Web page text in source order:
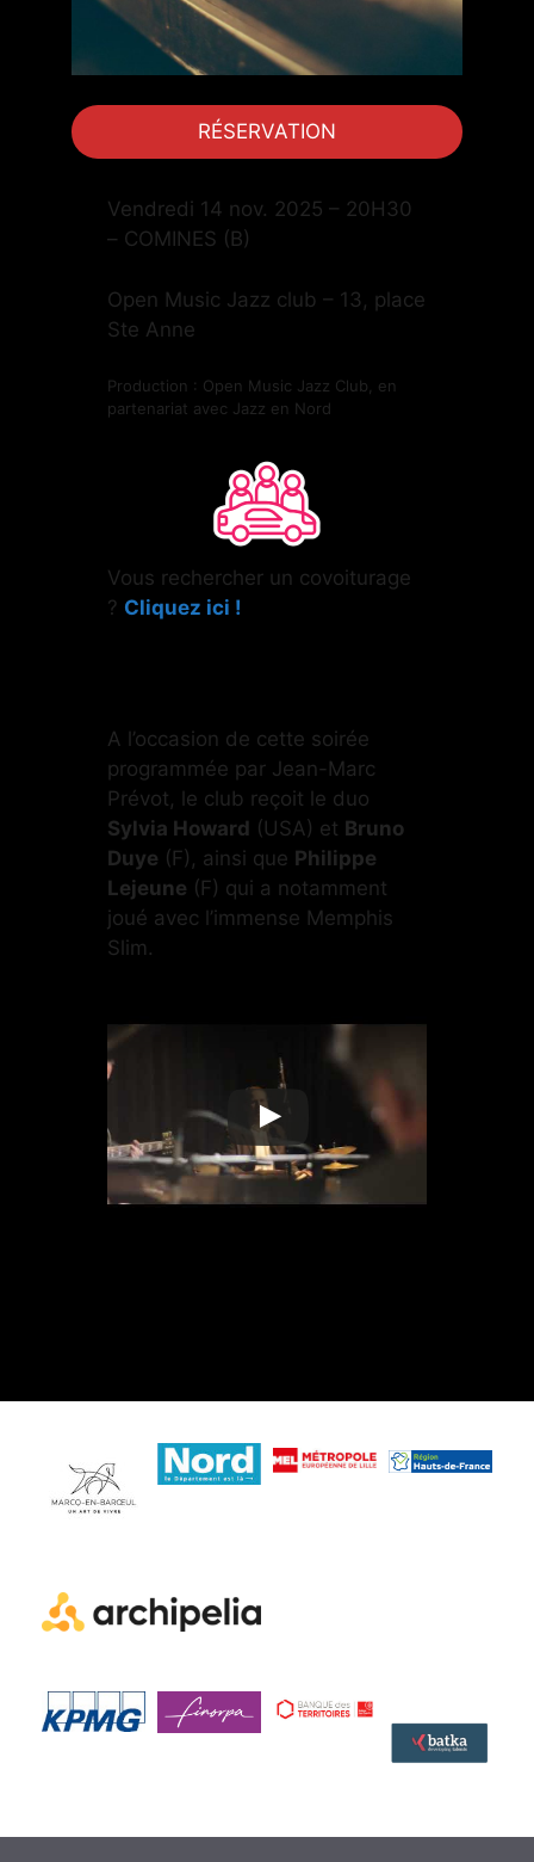
RÉSERVATION
Vendredi 14 nov. 2025 – 20H30
– COMINES (B)
Open Music Jazz club – 13, place
Ste Anne
Production : Open Music Jazz Club, en
partenariat avec Jazz en Nord
Vous rechercher un covoiturage
? Cliquez ici !
A l’occasion de cette soirée
programmée par Jean-Marc
Prévot, le club reçoit le duo
Sylvia Howard (USA) et Bruno
Duye (F), ainsi que Philippe
Lejeune (F) qui a notamment
joué avec l’immense Memphis
Slim.